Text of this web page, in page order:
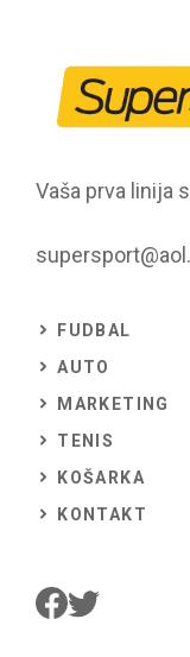
Vaša prva linija
FUDBAL
AUTO
MARKETING
TENIS
KOŠARKA
KONTAKT